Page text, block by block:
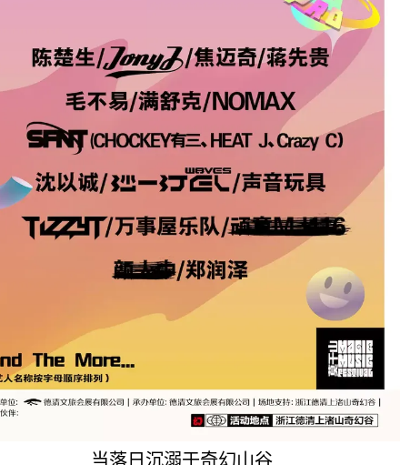
当落日沉溺于奇幻山谷